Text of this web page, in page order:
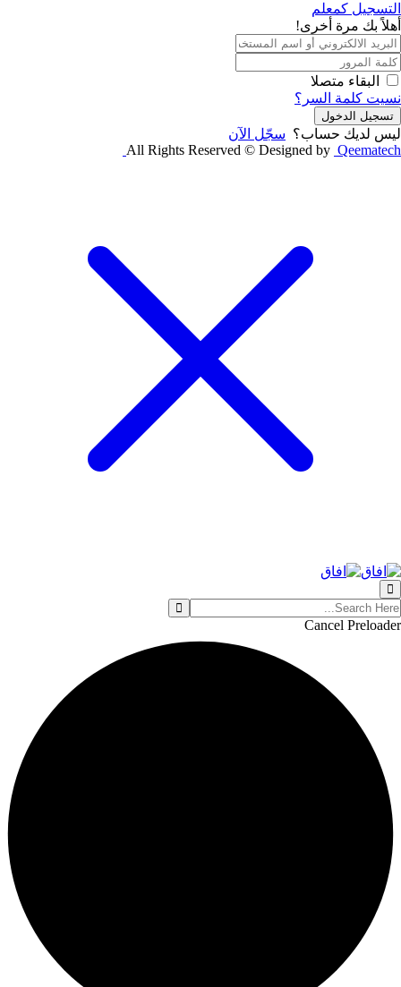
التسجيل كمعلم
أهلاً بك مرة أخرى!
البقاء متصلا
نسيت كلمة السر؟
تسجيل الدخول
ليس لديك حساب؟ سجّل الآن
All Rights Reserved © Designed by Qeematech
Cancel Preloader